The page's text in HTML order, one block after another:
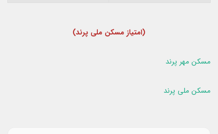
(امتیاز مسکن ملی پرند)
مسکن مهر پرند
مسکن ملی پرند